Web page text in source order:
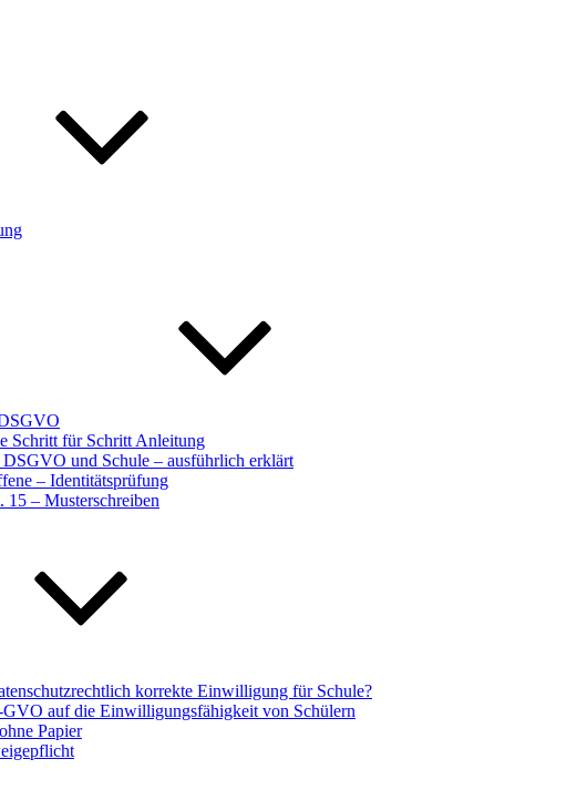
Schritt für Schritt Anleitung
und Schule – ausführlich erklärt
– Identitätsprüfung
15 – Musterschreiben
korrekte Einwilligung für Schule?
auf die Einwilligungsfähigkeit von Schülern
Papier